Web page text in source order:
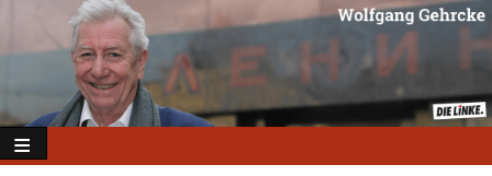
Inhalt